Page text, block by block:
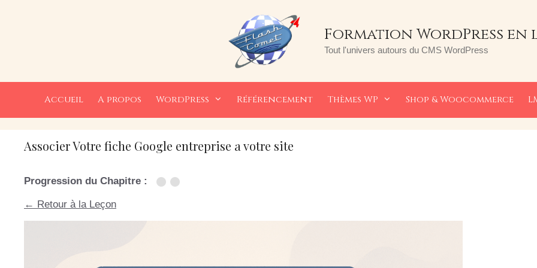
Formation WordPress en
Tout l'univers autours du CMS WordPress
Accueil A propos WordPress Référencement Thèmes WP Shop & Woocommerce
Associer Votre fiche Google entreprise a votre site
Progression du Chapitre :
← Retour à la Leçon